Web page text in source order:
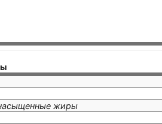
жиры